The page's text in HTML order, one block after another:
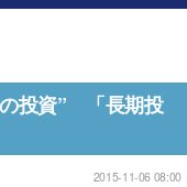
の投資” 「長期投
2015-11-06 08:00